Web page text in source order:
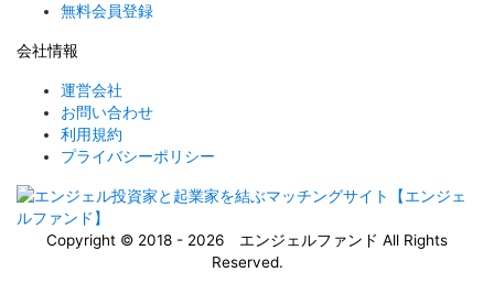
無料会員登録
会社情報
運営会社
お問い合わせ
利用規約
プライバシーポリシー
Copyright © 2018 - 2026 エンジェルファンド All Rights
Reserved.